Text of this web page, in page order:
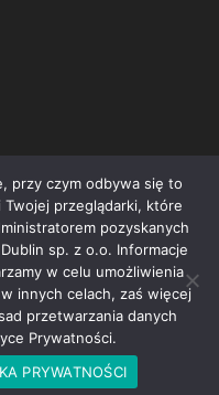
prawa zastrzeżone
przy czym odbywa się to
przeglądarki, które
pozyskanych
sp. z o.o. Informacje
w celu umożliwienia
innych celach, zaś więcej
przetwarzania danych
Prywatności.
PRYWATNOŚCI